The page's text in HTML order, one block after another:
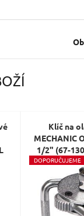
Klíč na
MECHANIC
1/2" (67-
DOPORUČUJEME